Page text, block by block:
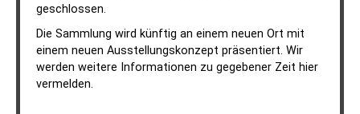
geschlossen.
Die Sammlung wird künftig an einem neuen Ort mit
einem neuen Ausstellungskonzept präsentiert. Wir
werden weitere Informationen zu gegebener Zeit hier
vermelden.